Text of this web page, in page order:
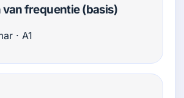
frequentie (basis)
· A1